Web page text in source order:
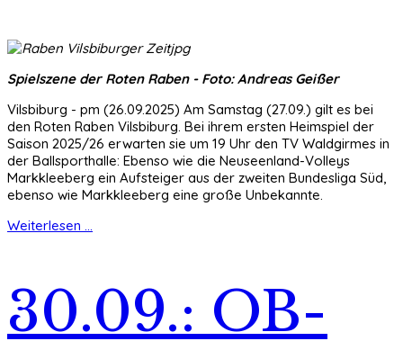
Spielszene der Roten Raben - Foto: Andreas Geißer
Vilsbiburg - pm (26.09.2025) Am Samstag (27.09.) gilt es bei
den Roten Raben Vilsbiburg. Bei ihrem ersten Heimspiel der
Saison 2025/26 erwarten sie um 19 Uhr den TV Waldgirmes in
der Ballsporthalle: Ebenso wie die Neuseenland-Volleys
Markkleeberg ein Aufsteiger aus der zweiten Bundesliga Süd,
ebenso wie Markkleeberg eine große Unbekannte.
Weiterlesen ...
30.09.: OB-